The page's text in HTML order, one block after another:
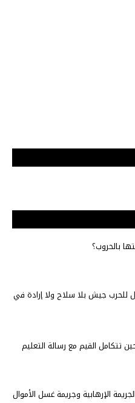
بالحروب؟
للحرب جيش بلا سلاح ولا إرادة في
تتكامل القيم مع رسالة التعليم
الإرهابية وجريمة غسل الأموال